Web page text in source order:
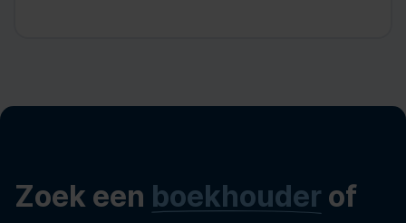
Zoek een boekhouder of